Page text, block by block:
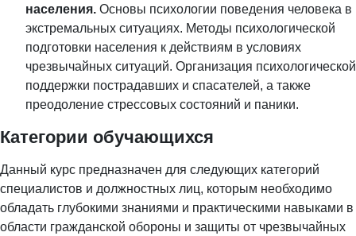
населения. Основы психологии поведения человека в
экстремальных ситуациях. Методы психологической
подготовки населения к действиям в условиях
чрезвычайных ситуаций. Организация психологической
поддержки пострадавших и спасателей, а также
преодоление стрессовых состояний и паники.
Категории обучающихся
Данный курс предназначен для следующих категорий
специалистов и должностных лиц, которым необходимо
обладать глубокими знаниями и практическими навыками в
области гражданской обороны и защиты от чрезвычайных